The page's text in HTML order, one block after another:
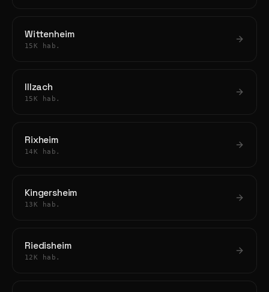
Wittenheim
15K hab.
Illzach
15K hab.
Rixheim
14K hab.
Kingersheim
13K hab.
Riedisheim
12K hab.